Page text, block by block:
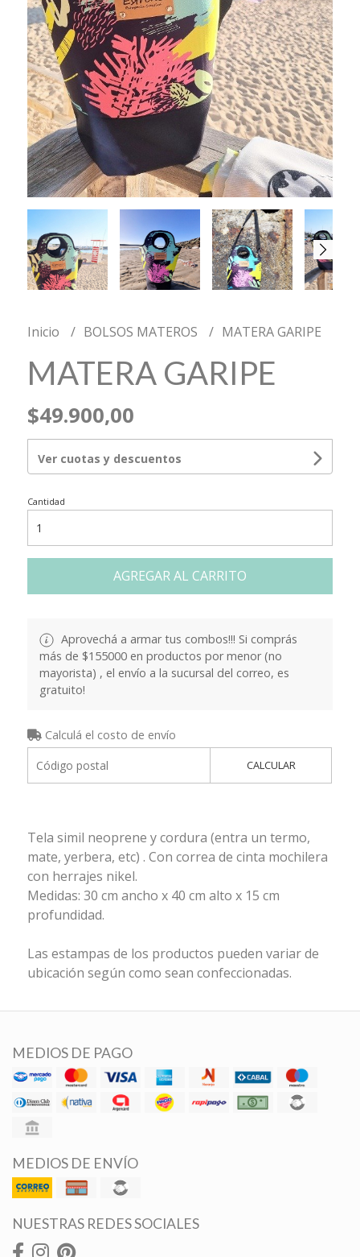
Inicio BOLSOS MATEROS MATERA GARIPE
MATERA GARIPE
$49.900,00
Ver cuotas y descuentos
Cantidad
AGREGAR AL CARRITO
Aprovechá a armar tus combos!!! Si comprás
más de $155000 en productos por menor (no
mayorista) , el envío a la sucursal del correo, es
gratuito!
Calculá el costo de envío
CALCULAR
Tela simil neoprene y cordura (entra un termo,
mate, yerbera, etc) . Con correa de cinta mochilera
con herrajes nikel.
Medidas: 30 cm ancho x 40 cm alto x 15 cm
profundidad.
Las estampas de los productos pueden variar de
ubicación según como sean confeccionadas.
MEDIOS DE PAGO
MEDIOS DE ENVÍO
NUESTRAS REDES SOCIALES